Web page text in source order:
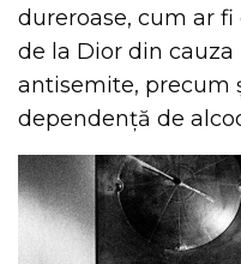
dureroase, cum ar
de la Dior din cauza
antisemite, precum
dependență de